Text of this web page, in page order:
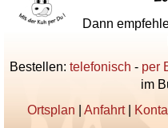
Dann
Bestellen:telefonisch - per
im
Ortsplan |Anfahrt|